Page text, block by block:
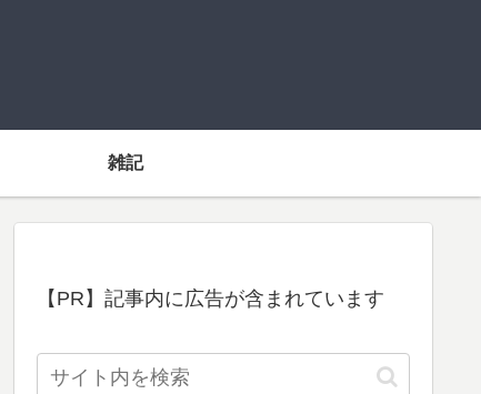
雑記
【PR】記事内に広告が含まれています